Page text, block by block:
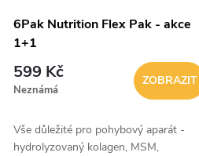
6Pak Nutrition Flex Pak - akce
1+1
599 Kč
Neznámá
ZOBRAZIT
Vše důležité pro pohybový aparát -
hydrolyzovaný kolagen, MSM,